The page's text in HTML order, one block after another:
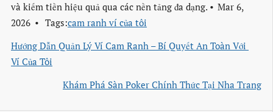
và kiếm tiền hiệu quả qua các nền tảng đa dạng.
Mar 6,
2026
Tags:cam ranh ví của tôi
Hướng Dẫn Quản Lý Ví Cam Ranh – Bí Quyết An Toàn Với
Ví Của Tôi
Khám Phá Sàn Poker Chính Thức Tại Nha Trang